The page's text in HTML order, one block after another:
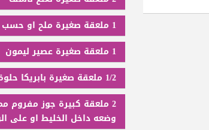
1 ملعقة صغيرة ملح او حسب الرغبة
1 ملعقة صغيرة عصير ليمون
1/2 ملعقة صغيرة بابريكا حلوة
2 ملعقة كبيرة جوز مفروم
وضعه داخل الخليط او على